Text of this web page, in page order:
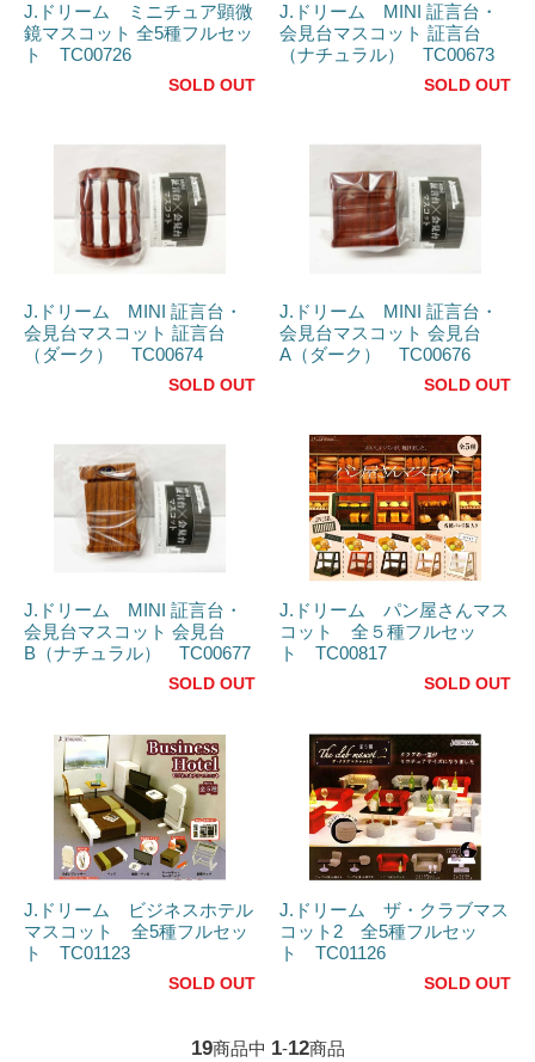
J.ドリーム ミニチュア顕微
鏡マスコット 全5種フルセッ
ト TC00726
SOLD OUT
J.ドリーム MINI 証言台・
会見台マスコット 証言台
（ナチュラル） TC00673
SOLD OUT
J.ドリーム MINI 証言台・
会見台マスコット 証言台
（ダーク） TC00674
SOLD OUT
J.ドリーム MINI 証言台・
会見台マスコット 会見台
A（ダーク） TC00676
SOLD OUT
J.ドリーム MINI 証言台・
会見台マスコット 会見台
B（ナチュラル） TC00677
SOLD OUT
J.ドリーム パン屋さんマス
コット 全５種フルセッ
ト TC00817
SOLD OUT
J.ドリーム ビジネスホテル
マスコット 全5種フルセッ
ト TC01123
SOLD OUT
J.ドリーム ザ・クラブマス
コット2 全5種フルセッ
ト TC01126
SOLD OUT
19商品中 1-12商品